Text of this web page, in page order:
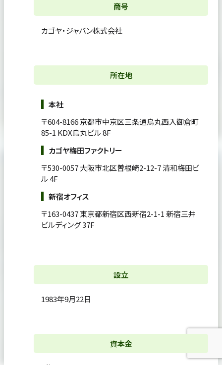
商号
カゴヤ・ジャパン株式会社
所在地
本社
〒604-8166 京都市中京区三条通烏丸西入御倉町
85-1 KDX烏丸ビル 8F
カゴヤ梅田ファクトリー
〒530-0057 大阪市北区曽根崎2-12-7 清和梅田ビ
ル 4F
新宿オフィス
〒163-0437 東京都新宿区西新宿2-1-1 新宿三井
ビルディング 37F
設立
1983年9月22日
資本金